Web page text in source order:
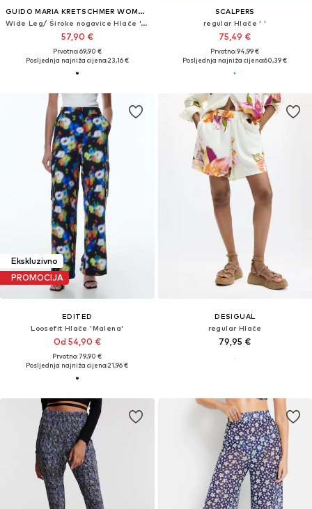
GUIDO MARIA KRETSCHMER WOMEN
Wide Leg/ Široke nogavice Hlače 'Ayana'
57,90 €
Prvotno: 69,90 €
Posljednja najniža cijena:23,16 €
SCALPERS
regular Hlače ' '
75,49 €
Prvotno: 94,99 €
Posljednja najniža cijena:60,39 €
Ekskluzivno
PROMOCIJA
EDITED
Loosefit Hlače 'Malena'
Od 54,90 €
Prvotno: 79,90 €
Posljednja najniža cijena:21,96 €
DESIGUAL
regular Hlače
79,95 €